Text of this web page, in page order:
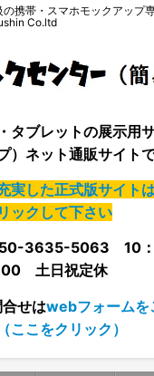
携帯・スマホモックアップ
Co.ltd
タブレットの展示用
）ネット通販サイト
実した正式版サイト
リックして下さい
3635-5063 10：
00 土日祝定休
せはwebフォームを
ここをクリック）